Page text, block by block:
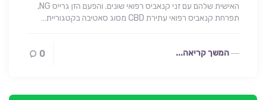
האישית שלהם עם זני קנאביס רפואי שונים. והפעם הזן גרייס NG,
תפרחת קנאביס רפואי עתירת CBD מסוג סאטיבה בקטגוריית…
המשך קריאה... 0